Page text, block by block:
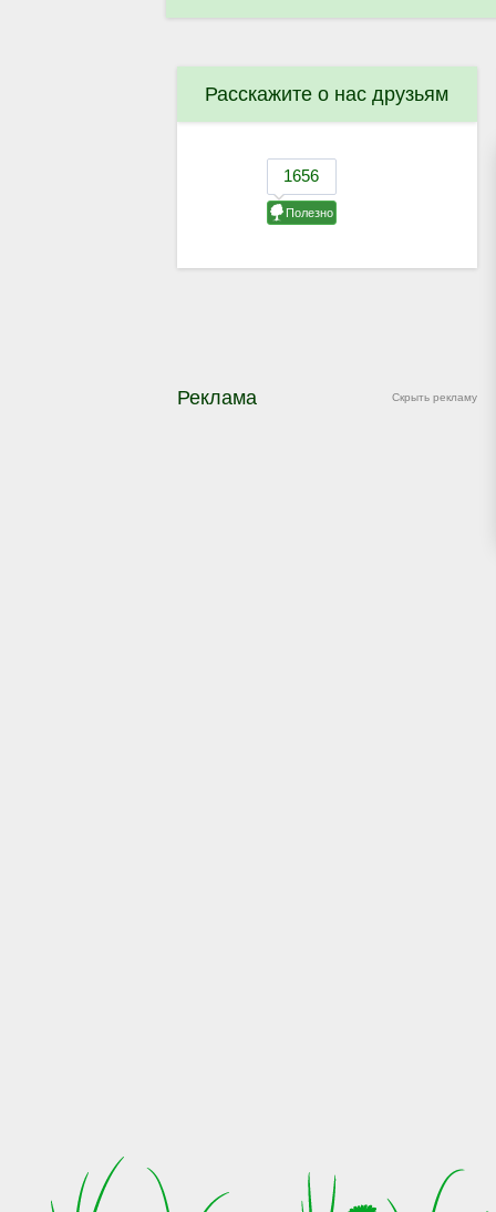
Расскажите о нас друзьям
Скрыть рекламу
Реклама